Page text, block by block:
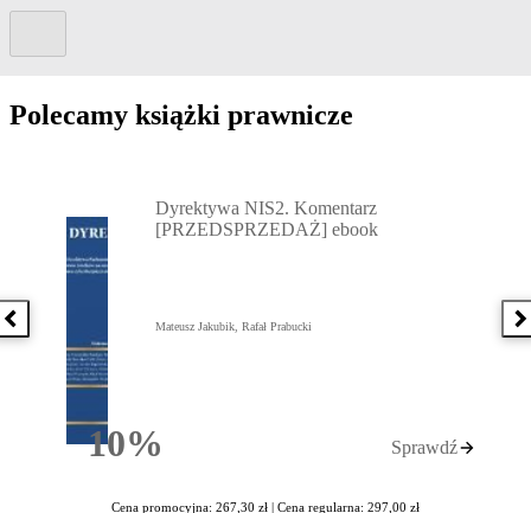
Polecamy książki prawnicze
Poprzednia książka
10%Rabatu
Dyrektywa NIS2. Komentarz
[PRZEDSPRZEDAŻ] ebook
Mateusz Jakubik, Rafał Prabucki
Sprawdź
Cena promocyjna: 267,30 zł | Cena regularna: 297,00 zł